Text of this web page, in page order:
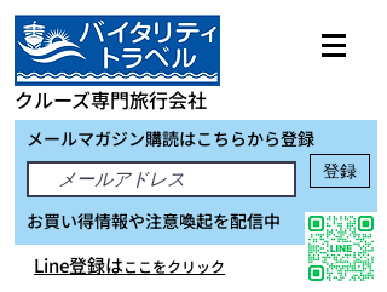
クルーズ専門旅行会社
メールマガジン購読はこちらから登録
登録
お買い得情報や注意喚起を配信中
Line登録はここをクリック